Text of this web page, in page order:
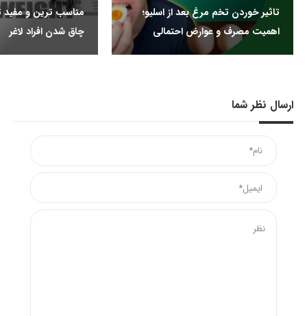
تاثیر خوردن تخم مرغ بعد از اسلیو؛
اهمیت مصرف و عوارض احتمالی
مناسب ترین و مفید
چاق شدن افراد لاغر
ارسال نظر شما